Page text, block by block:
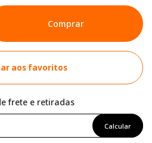
Comprar
aos favoritos
frete e retiradas
Calcular